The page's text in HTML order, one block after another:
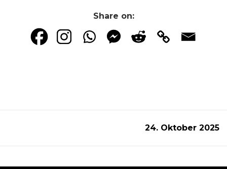
Share on:
24. Oktober 2025